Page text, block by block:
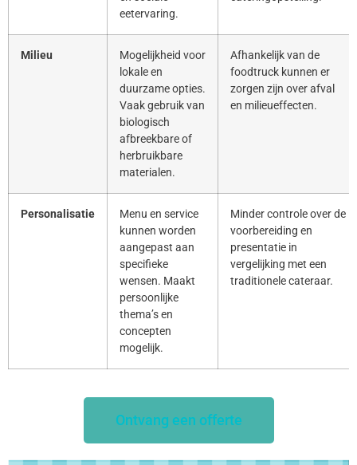
eetervaring.
Milieu
Mogelijkheid voor
lokale en
duurzame opties.
Vaak gebruik van
biologisch
afbreekbare of
herbruikbare
materialen.
Afhankelijk van de
foodtruck kunnen er
zorgen zijn over afval
en milieueffecten.
Personalisatie
Menu en service
kunnen worden
aangepast aan
specifieke
wensen. Maakt
persoonlijke
thema’s en
concepten
mogelijk.
Minder controle over de
voorbereiding en
presentatie in
vergelijking met een
traditionele cateraar.
Ontvang een offerte